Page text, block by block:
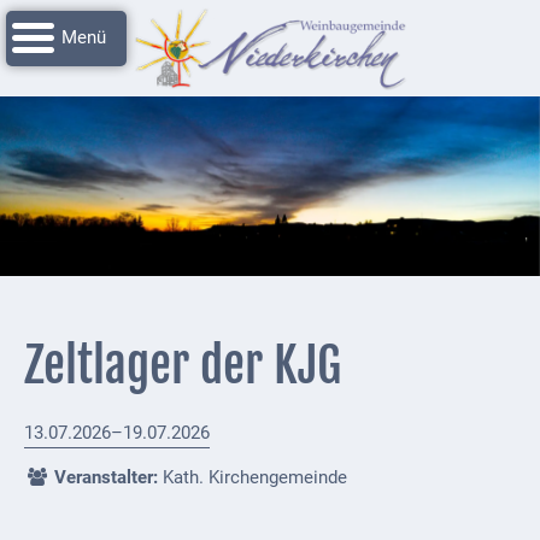
Navigation
überspringen
Startseite
Grussworte
Rathaus
Unser
Niederkirchen
Impressionen
Nachrichtenarchiv
Deidesheim
Zeltlager der KJG
13.07.2026–19.07.2026
Veranstalter: Kath. Kirchengemeinde